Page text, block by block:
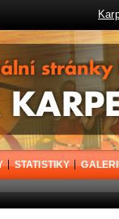
STATISTIKY